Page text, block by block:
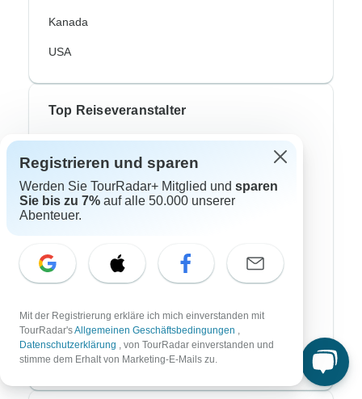
Kanada
USA
Top Reiseveranstalter
Bavaria Fernreisen
Chamäleon
DIAMIR Erlebnisreisen
Lüftner Cruises
SKR Reisen
Registrieren und sparen
Werden Sie TourRadar+ Mitglied und sparen
Sie bis zu 7% auf alle 50.000 unserer
Abenteuer.
Mit der Registrierung erkläre ich mich einverstanden mit
TourRadar'sAllgemeinen Geschäftsbedingungen ,
Datenschutzerklärung , von TourRadar einverstanden und
stimme dem Erhalt von Marketing-E-Mails zu.